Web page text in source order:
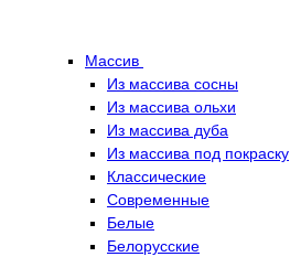
Массив
Из массива сосны
Из массива ольхи
Из массива дуба
Из массива под покраску
Классические
Современные
Белые
Белорусские